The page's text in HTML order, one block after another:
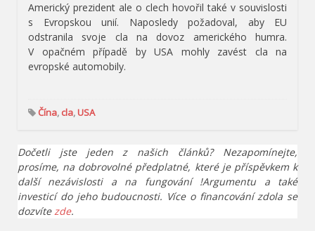
Americký prezident ale o clech hovořil také v souvislosti
s Evropskou unií. Naposledy požadoval, aby EU
odstranila svoje cla na dovoz amerického humra.
V opačném případě by USA mohly zavést cla na
evropské automobily.
Čína, cla,USA
Dočetli jste jeden z našich článků? Nezapomínejte,
prosíme, na dobrovolné předplatné, které je příspěvkem k
další nezávislosti a na fungování !Argumentu a také
investicí do jeho budoucnosti. Více o financování zdola se
dozvítezde.